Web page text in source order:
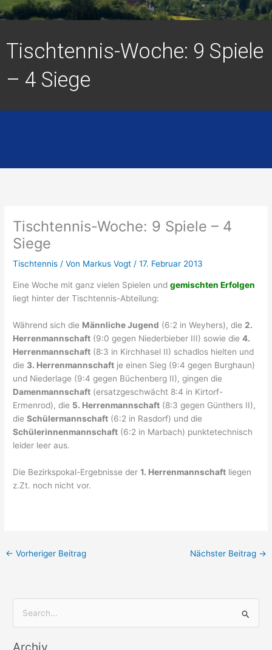
Tischtennis-Woche: 9 Spiele
– 4 Siege
Tischtennis-Woche: 9 Spiele – 4
Siege
Tischtennis / Von Markus Vogt/17. Februar 2013
Eine Woche mit ganz vielen Spielen undgemischten Erfolgen
liegt hinter der Tischtennis-Abteilung:
Während sich die Männliche Jugend (6:2 in Weyhers), die 2.
Herrenmannschaft (9:0 gegen Niederbieber III) sowie die4.
Herrenmannschaft (8:3 in Kirchhasel II) schadlos hielten und
die 3. Herrenmannschaft je einen Sieg (9:4 gegen Burghaun)
und Niederlage (9:4 gegen Büchenberg II), gingen die
Damenmannschaft (ersatzgeschwächt 8:4 in Kirtorf-
Ermenrod), die 5. Herrenmannschaft (8:3 gegen Günthers II),
dieSchülermannschaft (6:2 in Rasdorf) und die
Schülerinnenmannschaft (6:2 in Marbach) punktetechnisch
leider leer aus.
Die Bezirkspokal-Ergebnisse der1. Herrenmannschaft liegen
z.Zt. noch nicht vor.
← Vorheriger Beitrag Nächster Beitrag →
Archiv